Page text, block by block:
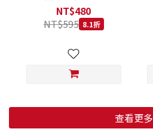
低穀鱈魚甜橙 小顆粒 800G
NT$480
NT$595 8.1折
查看更多